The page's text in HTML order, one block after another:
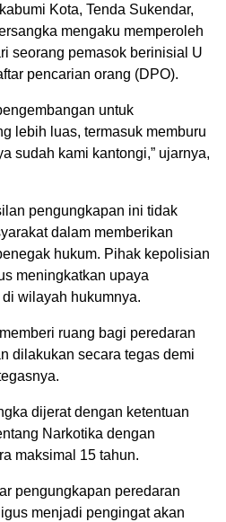
Kota, Tenda Sukendar,
mengaku memperoleh
seorang pemasok berinisial U
pencarian orang (DPO).
untuk
lebih luas, termasuk memburu
sudah kami kantongi,” ujarnya,
pengungkapan ini tidak
dalam memberikan
hukum. Pihak kepolisian
meningkatkan upaya
wilayah hukumnya.
ruang bagi peredaran
dilakukan secara tegas demi
dijerat dengan ketentuan
Narkotika dengan
maksimal 15 tahun.
pengungkapan peredaran
menjadi pengingat akan